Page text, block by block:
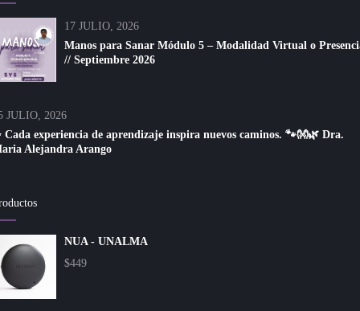
17 JULIO, 2026
Manos para Sanar Módulo 5 – Modalidad Virtual o
// Septiembre 2026
JULIO, 2026
Cada experiencia de aprendizaje inspira nuevos caminos. 🐾👐🌿 Dra.
Alejandra Arango
NUA - UNALMA
$449